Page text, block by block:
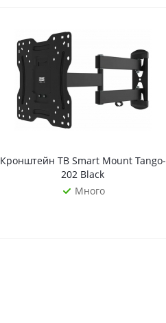
Кронштейн ТВ Smart Mount Tango-
202 Black
Много